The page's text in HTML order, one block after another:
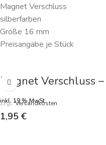
Magnet Verschluss
silberfarben
Größe 16 mm
Preisangabe je Stück
Magnet Verschluss
inkl. 19 % MwSt.
zzgl.Versandkosten
1,95 €